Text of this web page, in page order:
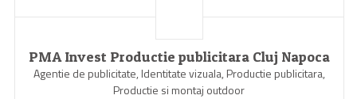
PMA Invest Productie publicitara Cluj Napoca
Agentie de publicitate, Identitate vizuala, Productie publicitara,
Productie si montaj outdoor